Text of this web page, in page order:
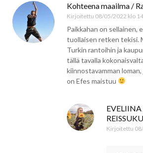
Kohteena maailma /
Kirjoitettu 08/05/2022 klo
Paikkahan on sellainen,
tuollaisen retken tekisi.
Turkin rantoihin ja
tällä tavalla
kiinnostavamman
on Efes maistuu
Kirjoitettu